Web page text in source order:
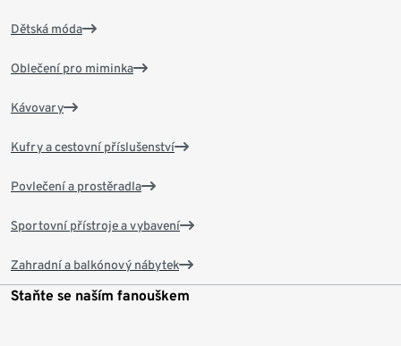
Dětská móda
Oblečení pro miminka
Kávovary
Kufry a cestovní příslušenství
Povlečení a prostěradla
Sportovní přístroje a vybavení
Zahradní a balkónový nábytek
Staňte se naším fanouškem